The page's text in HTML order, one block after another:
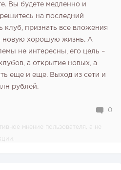
Вы будете медленно и
на последний
клуб, признать все вложения
новую хорошую жизнь. А
не интересны, его цель –
а открытие новых, а
еще и еще. Выход из сети и
рублей.
0
мнение пользователя, а не